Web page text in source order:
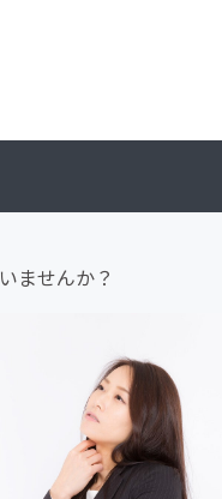
ませんか？